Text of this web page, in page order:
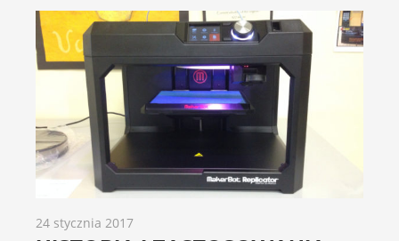
24 stycznia 2017